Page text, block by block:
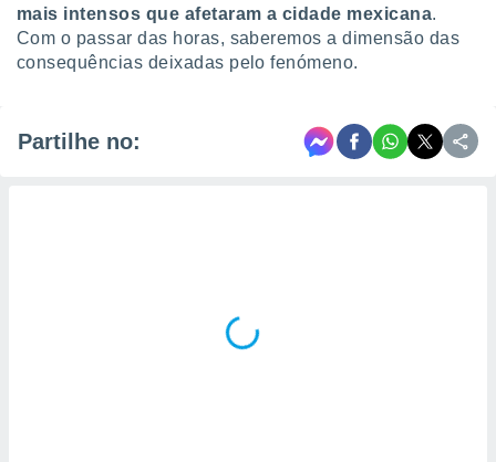
mais intensos que afetaram a cidade mexicana.
Com o passar das horas, saberemos a dimensão das
consequências deixadas pelo fenómeno.
Partilhe no: